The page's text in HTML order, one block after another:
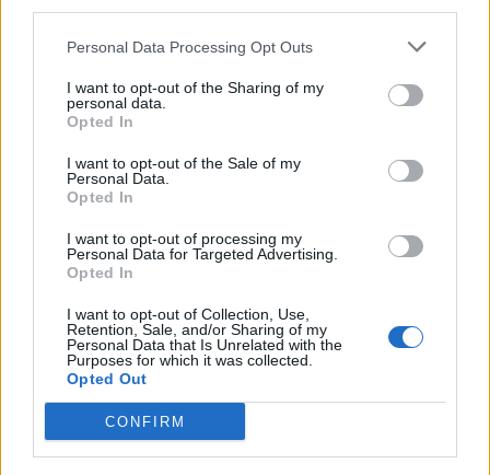
Personal Data Processing Opt Outs
I want to opt-out of the Sharing of my
personal data.
Opted In
I want to opt-out of the Sale of my
Personal Data.
Opted In
I want to opt-out of processing my
Personal Data for Targeted Advertising.
Opted In
I want to opt-out of Collection, Use,
Retention, Sale, and/or Sharing of my
Personal Data that Is Unrelated with the
Purposes for which it was collected.
Opted Out
CONFIRM
contribuito alla salvezza del club salentino.